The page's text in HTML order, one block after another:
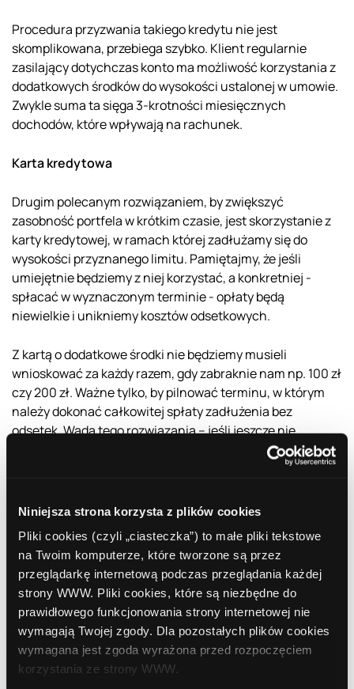
Niniejsza strona korzysta z plików cookies
Pliki cookies (czyli „ciasteczka”) to małe pliki tekstowe
na Twoim komputerze, które tworzone są przez
przeglądarkę internetową podczas przeglądania każdej
strony WWW. Pliki cookies, które są niezbędne do
prawidłowego funkcjonowania strony internetowej nie
wymagają Twojej zgody. Dla pozostałych plików cookies
wymagana jest zgoda wyrażona przed rozpoczęciem
korzystania ze strony WWW.
Procedura przyzwania takiego kredytu nie jest
skomplikowana, przebiega szybko. Klient regularnie
zasilający dotychczas konto ma możliwość korzystania z
dodatkowych środków do wysokości ustalonej w umowie.
Zwykle suma ta sięga 3-krotności miesięcznych
dochodów, które wpływają na rachunek.
Karta kredytowa
Drugim polecanym rozwiązaniem, by zwiększyć
zasobność portfela w krótkim czasie, jest skorzystanie z
karty kredytowej, w ramach której zadłużamy się do
wysokości przyznanego limitu. Pamiętajmy, że jeśli
umiejętnie będziemy z niej korzystać, a konkretniej -
spłacać w wyznaczonym terminie - opłaty będą
niewielkie i unikniemy kosztów odsetkowych.
Z kartą o dodatkowe środki nie będziemy musieli
wnioskować za każdy razem, gdy zabraknie nam np. 100 zł
czy 200 zł. Ważne tylko, by pilnować terminu, w którym
należy dokonać całkowitej spłaty zadłużenia bez
odsetek. Wadą tego rozwiązania – jeśli jeszcze nie
posiadamy plastiku, jest czas oczekiwania. Na kartę od
momentu złożenia zamówienia możemy czekać kilka, a
W ostateczności, aby podreperować budżet, możemy
zaciągnąć kredyt gotówkowy. Pamiętajmy jednak, że
zwykle wiąże się to z koniecznością dopełnienia większej
liczby formalności. Koszty również mogą okazać się
wyższe niż w przypadku linii kredytowej czy karty.
Pamiętajmy, że jeśli jesteśmy zmuszeni do łatania dziury